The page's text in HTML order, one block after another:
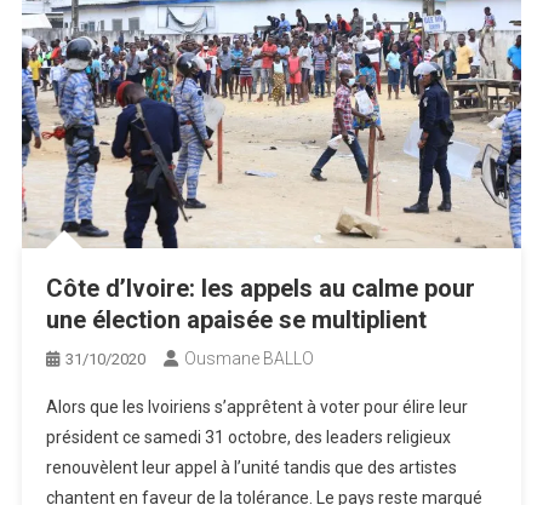
Côte d’Ivoire: les appels au calme pour
une élection apaisée se multiplient
31/10/2020 Ousmane BALLO
Alors que les Ivoiriens s’apprêtent à voter pour élire leur
président ce samedi 31 octobre, des leaders religieux
renouvèlent leur appel à l’unité tandis que des artistes
chantent en faveur de la tolérance. Le pays reste marqué